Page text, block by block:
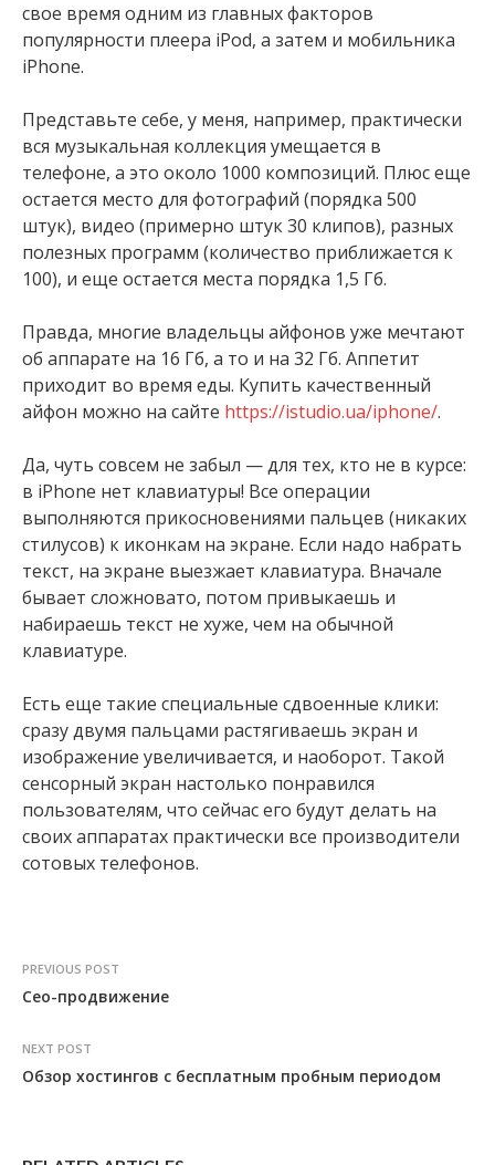
свое время одним из главных факторов
популярности плеера iPod, а затем и мобильника
iPhone.
Представьте себе, у меня, например, практически
вся музыкальная коллекция умещается в
телефоне, а это около 1000 композиций. Плюс еще
остается место для фотографий (порядка 500
штук), видео (примерно штук 30 клипов), разных
полезных программ (количество приближается к
100), и еще остается места порядка 1,5 Гб.
Правда, многие владельцы айфонов уже мечтают
об аппарате на 16 Гб, а то и на 32 Гб. Аппетит
приходит во время еды. Купить качественный
айфон можно на сайте https://istudio.ua/iphone/.
Да, чуть совсем не забыл — для тех, кто не в курсе:
в iPhone нет клавиатуры! Все операции
выполняются прикосновениями пальцев (никаких
стилусов) к иконкам на экране. Если надо набрать
текст, на экране выезжает клавиатура. Вначале
бывает сложновато, потом привыкаешь и
набираешь текст не хуже, чем на обычной
клавиатуре.
Есть еще такие специальные сдвоенные клики:
сразу двумя пальцами растягиваешь экран и
изображение увеличивается, и наоборот. Такой
сенсорный экран настолько понравился
пользователям, что сейчас его будут делать на
своих аппаратах практически все производители
сотовых телефонов.
PREVIOUS POST
Сео-продвижение
NEXT POST
Обзор хостингов с бесплатным пробным периодом